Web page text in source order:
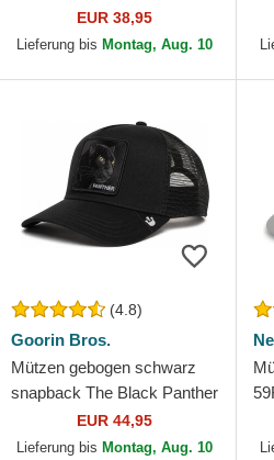
Essential der Los Angeles
Dodgers MLB von New Era
EUR 38,95
Lieferung bis Montag, Aug. 10
(4.8)
Goorin Bros.
Mützen gebogen schwarz
snapback The Black Panther
Core Combo The Farm
Goorin Bros.
EUR 44,95
Lieferung bis Montag, Aug. 10